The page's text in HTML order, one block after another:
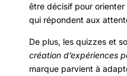
être décisif pour
qui répondent aux
De plus, les quizzes et
création d’expériences
marque parvient à